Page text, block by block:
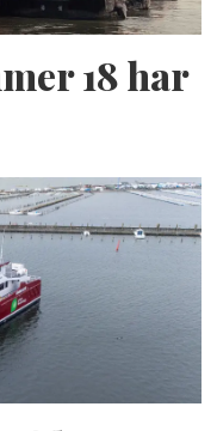
18 har